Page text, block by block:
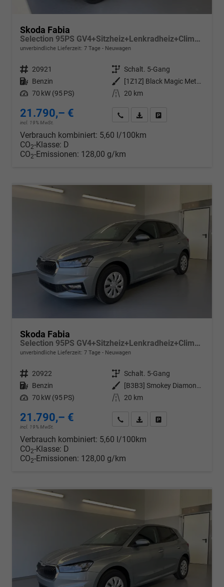
Skoda Fabia
Selection 95PS GV4+Sitzheiz+Lenkradheiz+Climatronic+Sunset+AppConnect+PDC
unverbindliche Lieferzeit: 7 Tage Neuwagen
Fahrzeugnr. 20921 Getriebe Schalt. 5-Gang
Kraftstoff Benzin Außenfarbe
[1Z1Z] Black Magic Metallic
Leistung 70 kW (95 PS) Kilometerstand 20 km
21.790,– €
incl. 19% MwSt.
Wir rufen Sie anPDF-Datei, Fahrzeugexposé
Verbrauch kombiniert: 5,60 l/100km
CO2-Klasse: D
CO2-Emissionen: 128,00 g/km
Skoda Fabia
Selection 95PS GV4+Sitzheiz+Lenkradheiz+Climatronic+Sunset+AppConnect+PDC
unverbindliche Lieferzeit: 7 Tage Neuwagen
Fahrzeugnr. 20922 Getriebe Schalt. 5-Gang
Kraftstoff Benzin Außenfarbe
[B3B3] Smokey Diamond-Silber Metallic
Leistung 70 kW (95 PS) Kilometerstand 20 km
21.790,– €
incl. 19% MwSt.
Wir rufen Sie anPDF-Datei, Fahrzeugexposé
Verbrauch kombiniert: 5,60 l/100km
CO2-Klasse: D
CO2-Emissionen: 128,00 g/km